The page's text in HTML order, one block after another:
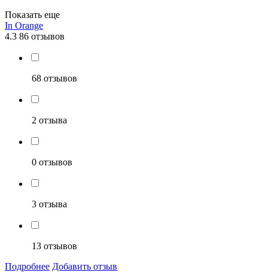
Показать еще
In Orange
4.3 86 отзывов
68 отзывов
2 отзыва
0 отзывов
3 отзыва
13 отзывов
Подробнее Добавить отзыв